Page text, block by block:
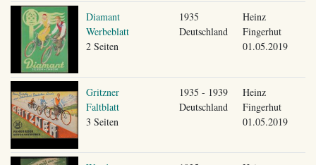
Diamant
Werbeblatt
2 Seiten
1935
Deutschland
Heinz
Fingerhut
01.05.2019
Gritzner
Faltblatt
3 Seiten
1935 - 1939
Deutschland
Heinz
Fingerhut
01.05.2019